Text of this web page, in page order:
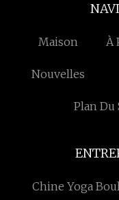
Maison À
Nouvelles
Plan Du
Chine Yoga